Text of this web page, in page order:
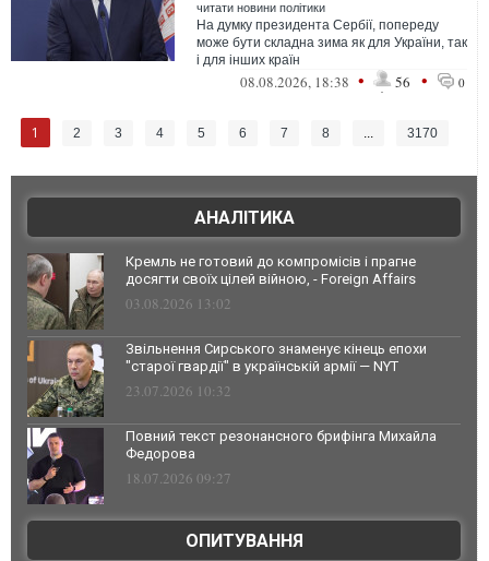
читати новини політики
На думку президента Сербії, попереду
може бути складна зима як для України, так
і для інших країн
08.08.2026, 18:38 • 56 • 0
1 2 3 4 5 6 7 8 ... 3170
АНАЛІТИКА
Кремль не готовий до компромісів і прагне
досягти своїх цілей війною, - Foreign Affairs
03.08.2026 13:02
Звільнення Сирського знаменує кінець епохи
"старої гвардії" в українській армії — NYT
23.07.2026 10:32
Повний текст резонансного брифінга Михайла
Федорова
18.07.2026 09:27
ОПИТУВАННЯ